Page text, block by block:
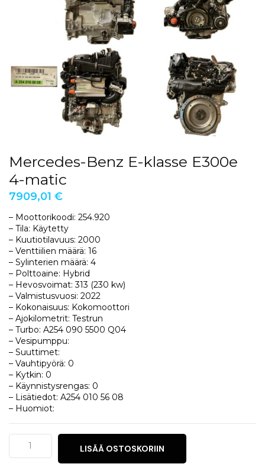
Mercedes-Benz E-klasse E300e
4-matic
7909,01 €
– Moottorikoodi: 254.920
– Tila: Käytetty
– Kuutiotilavuus: 2000
– Venttiilien määrä: 16
– Sylinterien määrä: 4
– Polttoaine: Hybrid
– Hevosvoimat: 313 (230 kw)
– Valmistusvuosi: 2022
– Kokonaisuus: Kokomoottori
– Ajokilometrit: Testrun
– Turbo: A254 090 5500 Q04
– Vesipumppu:
– Suuttimet:
– Vauhtipyörä: 0
– Kytkin: 0
– Käynnistysrengas: 0
– Lisätiedot: A254 010 56 08
– Huomiot:
Mercedes-
Benz
E-
LISÄÄ OSTOSKORIIN